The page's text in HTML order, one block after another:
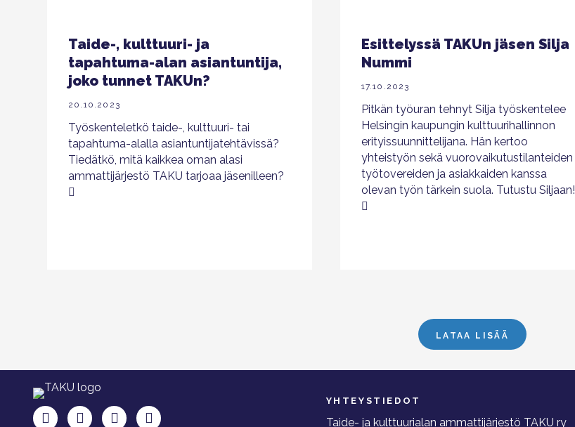
Taide-, kulttuuri- ja
tapahtuma-alan asiantuntija,
joko tunnet TAKUn?
20.10.2023
Työskenteletkö taide-, kulttuuri- tai
tapahtuma-alalla asiantuntijatehtävissä?
Tiedätkö, mitä kaikkea oman alasi
ammattijärjestö TAKU tarjoaa jäsenilleen?
Esittelyssä TAKUn jäsen Silja
Nummi
17.10.2023
Pitkän työuran tehnyt Silja työskentelee
Helsingin kaupungin kulttuurihallinnon
erityissuunnittelijana. Hän kertoo
yhteistyön sekä vuorovaikutustilanteiden
työtovereiden ja asiakkaiden kanssa
olevan työn tärkein suola. Tutustu Siljaan!
LATAA LISÄÄ
TAKU Facebookissa
TAKU Twitterissä
TAKU Instagramissa
TAKU LinkedInissä
YHTEYSTIEDOT
Taide- ja kulttuurialan ammattijärjestö TAKU ry